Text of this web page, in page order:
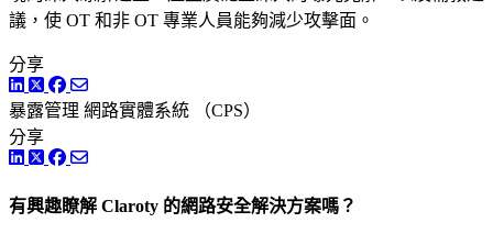
議，使 OT 和非 OT 專業人員能夠減少攻擊面。
分享
LinkedIn
TwitterFacebook
暴露管理 網路實體系統 （CPS）
分享
LinkedIn
TwitterFacebook
有興趣瞭解 Claroty 的網路安全解決方案嗎？